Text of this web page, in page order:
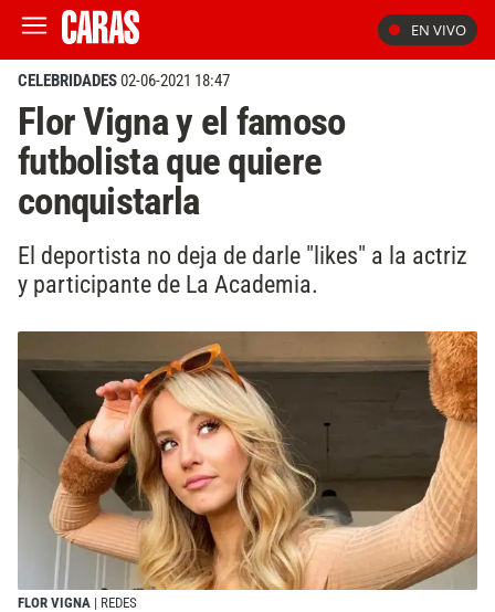
EN VIVO
CELEBRIDADES02-06-2021 18:47
Flor Vigna y el famoso
futbolista que quiere
conquistarla
El deportista no deja de darle "likes" a la actriz
y participante de La Academia.
FLOR VIGNA | REDES